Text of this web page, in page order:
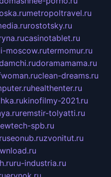
metropoltravel.ru
rostotsky.ru
casinotablet.ru
moscow.rutermomur.ru
doramamama.ru
clean-dreams.ru
healthenter.ru
kinofilmy-2021.ru
remstir-tolyatti.ru
spb.ru
seonub.ruzvonitut.ru
ru-industria.ru